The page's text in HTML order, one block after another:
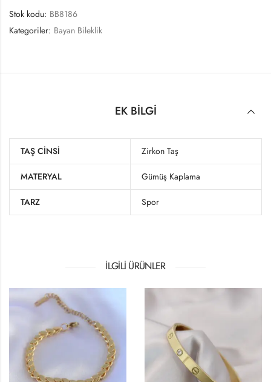
Stok kodu: BB8186
Kategoriler: Bayan Bileklik
EK BILGI
TAŞ CINSI Zirkon Taş
MATERYAL Gümüş Kaplama
TARZ Spor
İLGILI ÜRÜNLER